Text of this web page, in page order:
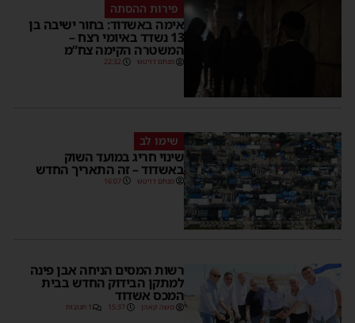
פירות ההסתה
אימה באשדוד: בחור ישיבה בן
13 נשדד באיומי רצח –
המשטרה הקימה צח”מ
מנחם דויטש 22:32
שימו לב
שינוי חריג במועד השוק
באשדוד – זה התאריך החדש
מנחם דויטש 16:07
רשות המסים הניחה אבן פינה
למתקן הבידוק החדש בבית
המכס אשדוד
משה קאהן 15:37 1 תגובות